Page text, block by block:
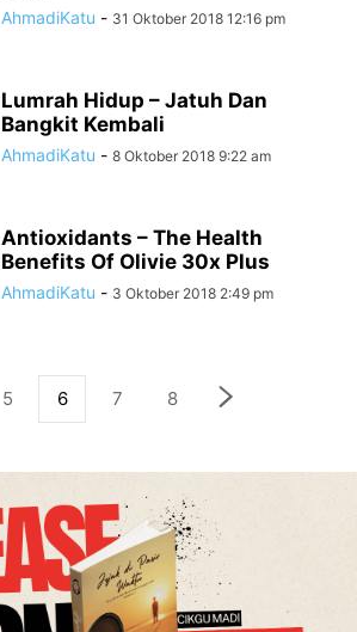
AhmadiKatu - 31 Oktober 2018 12:16 pm
Lumrah Hidup – Jatuh Dan
Bangkit Kembali
AhmadiKatu - 8 Oktober 2018 9:22 am
Antioxidants – The Health
Benefits Of Olivie 30x Plus
AhmadiKatu - 3 Oktober 2018 2:49 pm
5 6 7 8